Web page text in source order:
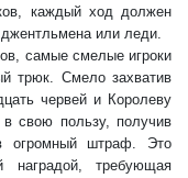
каждый ход должен
или леди.
самые смелые игроки
трюк. Смело захватив
червей и Королеву
свою пользу, получив
огромный штраф. Это
требующая